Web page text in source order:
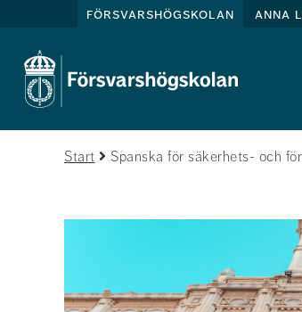
försvarshögskolan anna
Start Spanska för säkerhets- och